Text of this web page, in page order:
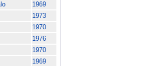
1969
1973
1970
1976
1970
1969